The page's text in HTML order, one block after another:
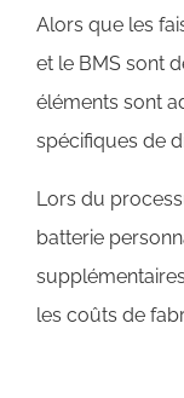
Alors que les
et le BMS sont
éléments sont
spécifiques de
Lors du
batterie
les coûts de